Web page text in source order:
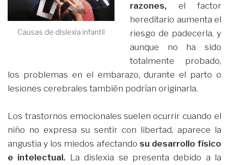
Causas de dislexia infantil
razones, el factor
hereditario aumenta el
riesgo de padecerla, y
aunque no ha sido
totalmente probado,
los problemas en el embarazo, durante el parto o
lesiones cerebrales también podrían originarla.
Los trastornos emocionales suelen ocurrir cuando el
niño no expresa su sentir con libertad, aparece la
angustia y los miedos afectando su desarrollo físico
e intelectual. La dislexia se presenta debido a la